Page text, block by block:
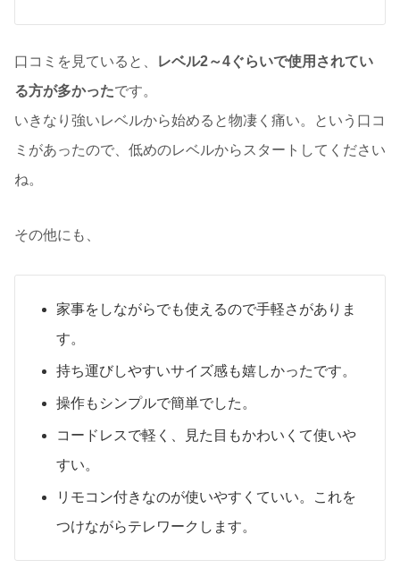
口コミを見ていると、
レベル2～4ぐらいで使用されてい
る方が多かったです。
いきなり強いレベルから始めると物凄く痛い。という口コ
ミがあったので、低めのレベルからスタートしてください
ね。
その他にも、
家事をしながらでも使えるので手軽さがありま
す。
持ち運びしやすいサイズ感も嬉しかったです。
操作もシンプルで簡単でした。
コードレスで軽く、見た目もかわいくて使いや
すい。
リモコン付きなのが使いやすくていい。これを
つけながらテレワークします。